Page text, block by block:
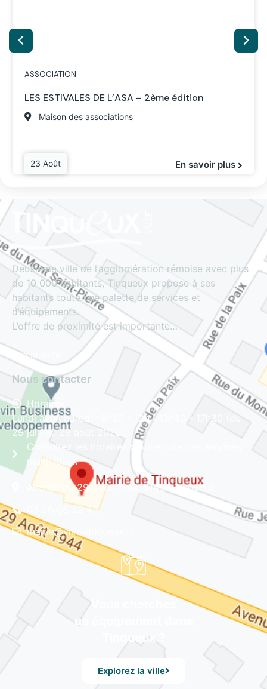
ASSOCIATION
LES ESTIVALES DE L’ASA – 2ème édition
Maison des associations
23 Août En savoir plus
Deuxième ville de l’agglomération rémoise avec plus
de 10 000 habitants, Tinqueux propose à ses
habitants toute une palette de services et
d’équipements.
L’offre de proximité est importante…
Lire la suite
Nous contacter
Horaires
Lundi au vendredi : 8h30 - 12h | 13h30 - 17h30 (du
29 juin au 28 août 2026)
Consultez les horaires d'ouverture des services
municipaux
Avenue du 29 Août 1944, 51430 Tinqueux
03 26 08 23 45
mairie@ville-tinqueux.fr
Vous cherchez
un équipement dans
Tinqueux ?
Explorez la ville